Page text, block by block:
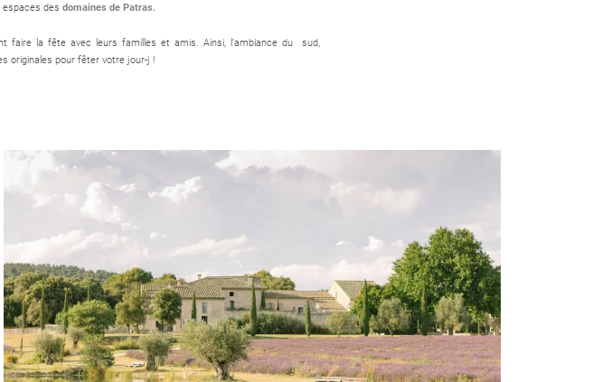
des domaines de Patras.
faire la fête avec leurs familles et amis. Ainsi, l’ambiance du sud,
originales pour fêter votre jour-j !